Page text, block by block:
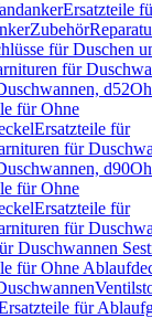
Ersatzteile
Zubehör
für Duschen
für
d52
für Ohne
Ersatzteile für
für
d90
für Ohne
Ersatzteile für
für
Duschwannen
für Ohne
für